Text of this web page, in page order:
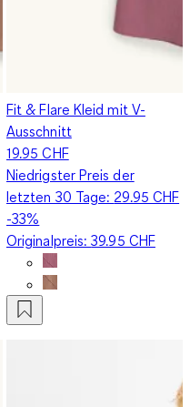
Fit & Flare Kleid mit V-
Ausschnitt
19.95 CHF
Niedrigster Preis der
letzten 30 Tage: 29.95 CHF
-33%
Originalpreis:39.95 CHF